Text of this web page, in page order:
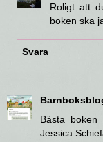
Roligt att
boken ska
Svara
Bästa
Jessica